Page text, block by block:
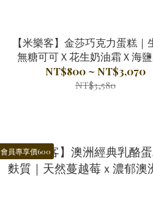
【米樂客】金莎巧克力蛋糕｜
無糖可可Ｘ花生奶油霜Ｘ海
（米穀粉製作）
NT$800 ~ NT$3,070
NT$3,580
會員專享價600